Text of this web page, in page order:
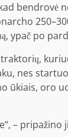
bendrovė
ypač po
nes
ūkiais, oro
– pripažino